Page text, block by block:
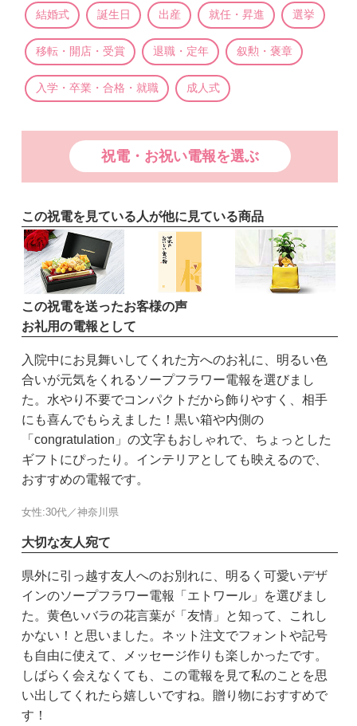
結婚式 誕生日 出産 就任・昇進 選挙
移転・開店・受賞 退職・定年 叙勲・褒章
入学・卒業・合格・就職 成人式
祝電・お祝い電報を選ぶ
この祝電を見ている人が他に見ている商品
この祝電を送ったお客様の声
お礼用の電報として
入院中にお見舞いしてくれた方へのお礼に、明るい色
合いが元気をくれるソープフラワー電報を選びまし
た。水やり不要でコンパクトだから飾りやすく、相手
にも喜んでもらえました！黒い箱や内側の
「congratulation」の文字もおしゃれで、ちょっとした
ギフトにぴったり。インテリアとしても映えるので、
おすすめの電報です。
女性:30代／神奈川県
大切な友人宛て
県外に引っ越す友人へのお別れに、明るく可愛いデザ
インのソープフラワー電報「エトワール」を選びまし
た。黄色いバラの花言葉が「友情」と知って、これし
かない！と思いました。ネット注文でフォントや記号
も自由に使えて、メッセージ作りも楽しかったです。
しばらく会えなくても、この電報を見て私のことを思
い出してくれたら嬉しいですね。贈り物におすすめで
す！